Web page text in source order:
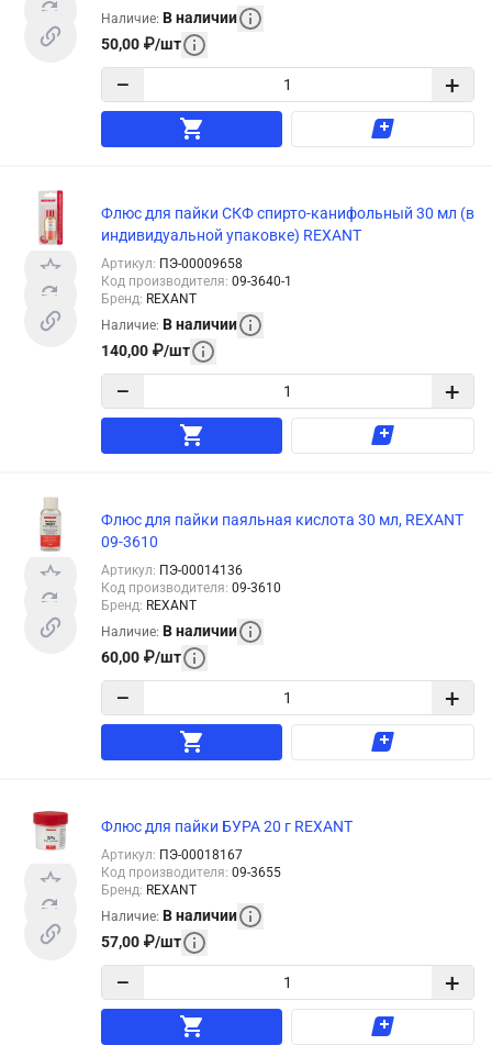
Наличие: В наличии
50,00 ₽/шт
− +
Флюс для пайки СКФ спирто-канифольный 30 мл (в
индивидуальной упаковке) REXANT
Артикул: ПЭ-00009658
Код производителя: 09-3640-1
Бренд: REXANT
Наличие: В наличии
140,00 ₽/шт
− +
Флюс для пайки паяльная кислота 30 мл, REXANT
09-3610
Артикул: ПЭ-00014136
Код производителя: 09-3610
Бренд: REXANT
Наличие: В наличии
60,00 ₽/шт
− +
Флюс для пайки БУРА 20 г REXANT
Артикул: ПЭ-00018167
Код производителя: 09-3655
Бренд: REXANT
Наличие: В наличии
57,00 ₽/шт
− +